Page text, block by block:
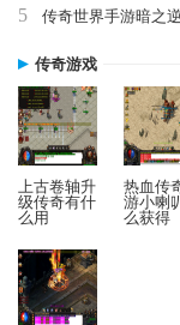
5 传奇世界手游暗之
传奇游戏
上古卷轴升
级传奇有什
么用
热血传
游小喇
么获得